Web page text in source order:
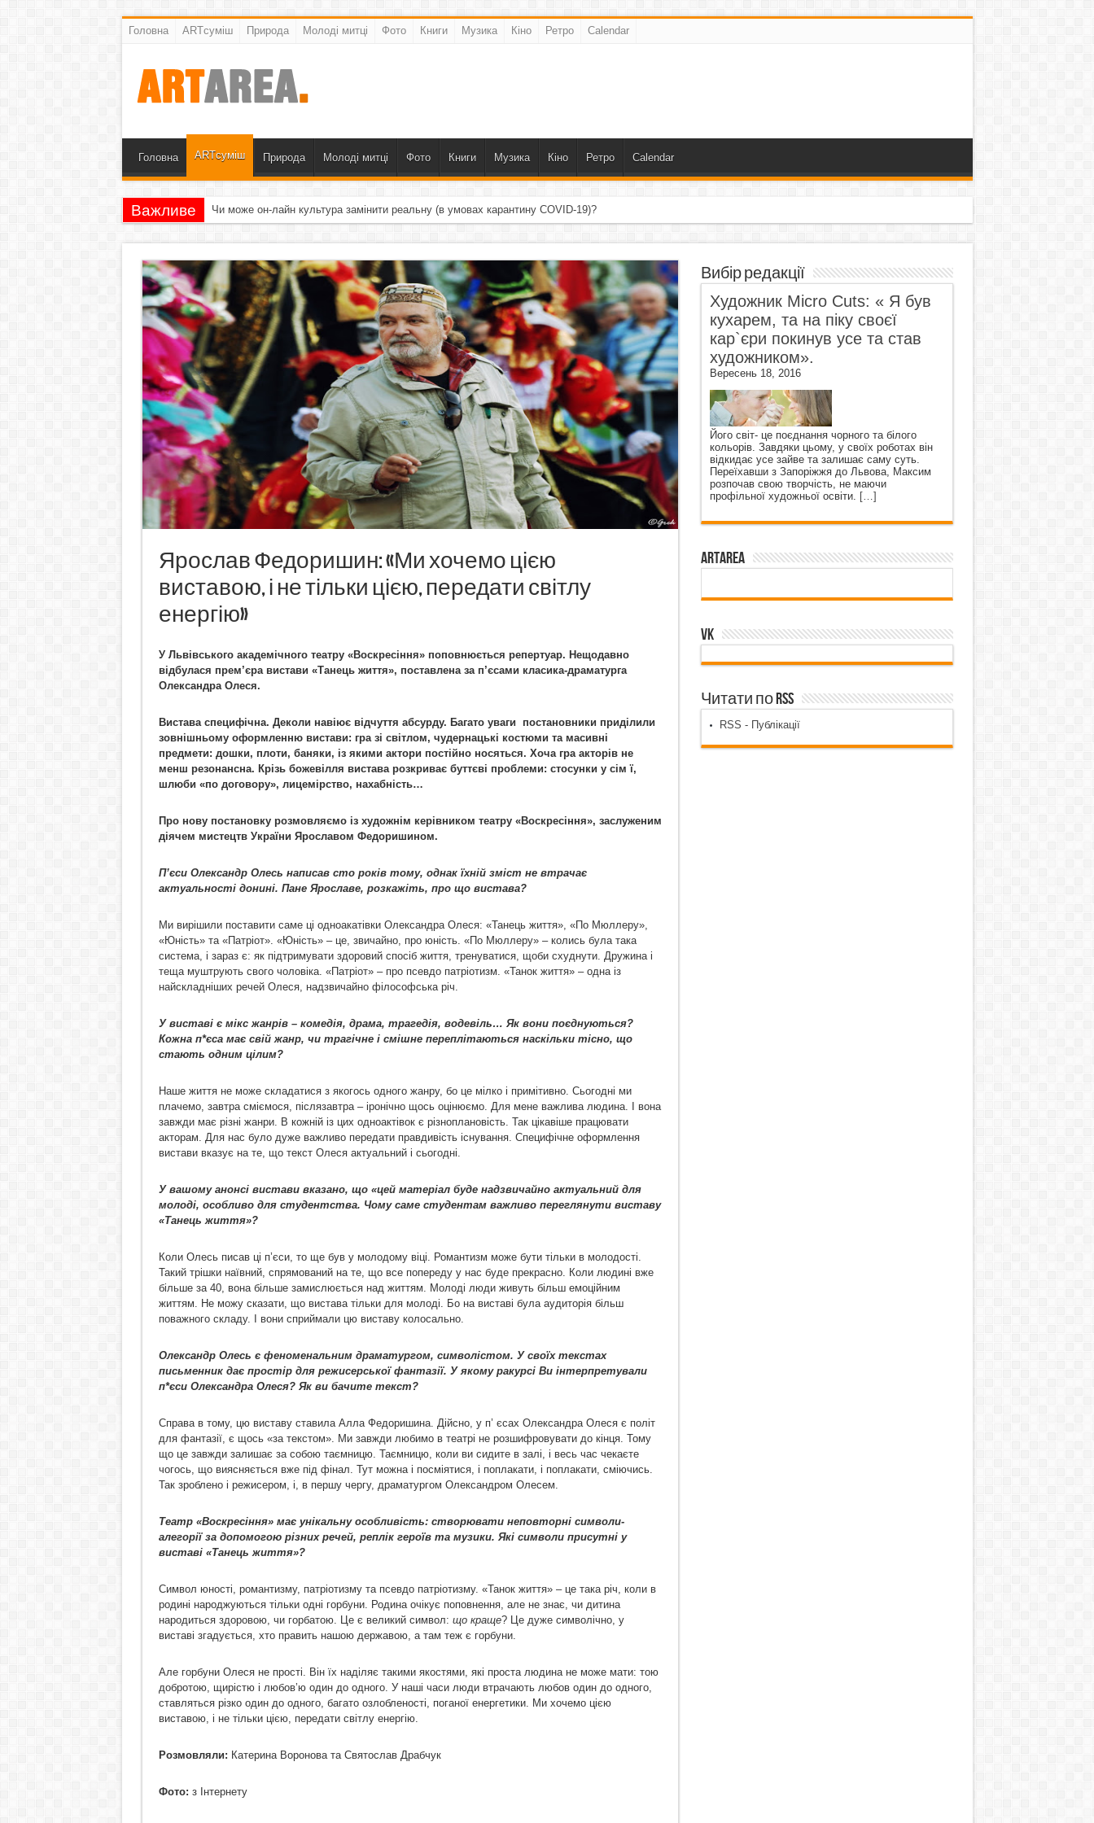
Головна ARTсуміш Природа Молоді митці Фото Книги Музика Кіно Ретро Calendar
Головна ARTсуміш Природа Молоді митці Фото Книги Музика Кіно Ретро Calendar
Важливе Чи може он-лайн культура замінити реальну (в умовах карантину COVID-19)?
Ярослав Федоришин: «Ми хочемо цією
виставою, і не тільки цією, передати світлу
енергію»
У Львівського академічного театру «Воскресіння» поповнюється репертуар. Нещодавно
відбулася прем’єра вистави «Танець життя», поставлена за п’єсами класика-драматурга
Олександра Олеся.
Вистава специфічна. Деколи навіює відчуття абсурду. Багато уваги постановники приділили
зовнішньому оформленню вистави: гра зі світлом, чудернацькі костюми та масивні
предмети: дошки, плоти, баняки, із якими актори постійно носяться. Хоча гра акторів не
менш резонансна. Крізь божевілля вистава розкриває буттєві проблеми: стосунки у сім ї,
шлюби «по договору», лицемірство, нахабність…
Про нову постановку розмовляємо із художнім керівником театру «Воскресіння», заслуженим
діячем мистецтв України Ярославом Федоришином.
П’єси Олександр Олесь написав сто років тому, однак їхній зміст не втрачає
актуальності донині. Пане Ярославе, розкажіть, про що вистава?
Ми вирішили поставити саме ці одноакатівки Олександра Олеся: «Танець життя», «По Мюллеру»,
«Юність» та «Патріот». «Юність» – це, звичайно, про юність. «По Мюллеру» – колись була така
система, і зараз є: як підтримувати здоровий спосіб життя, тренуватися, щоби схуднути. Дружина і
теща муштрують свого чоловіка. «Патріот» – про псевдо патріотизм. «Танок життя» – одна із
найскладніших речей Олеся, надзвичайно філософська річ.
У виставі є мікс жанрів – комедія, драма, трагедія, водевіль… Як вони поєднуються?
Кожна п*єса має свій жанр, чи трагічне і смішне переплітаються наскільки тісно, що
стають одним цілим?
Наше життя не може складатися з якогось одного жанру, бо це мілко і примітивно. Сьогодні ми
плачемо, завтра сміємося, післязавтра – іронічно щось оцінюємо. Для мене важлива людина. І вона
завжди має різні жанри. В кожній із цих одноактівок є різноплановість. Так цікавіше працювати
акторам. Для нас було дуже важливо передати правдивість існування. Специфічне оформлення
вистави вказує на те, що текст Олеся актуальний і сьогодні.
У вашому анонсі вистави вказано, що «цей матеріал буде надзвичайно актуальний для
молоді, особливо для студентства. Чому саме студентам важливо переглянути виставу
«Танець життя»?
Коли Олесь писав ці п’єси, то ще був у молодому віці. Романтизм може бути тільки в молодості.
Такий трішки наївний, спрямований на те, що все попереду у нас буде прекрасно. Коли людині вже
більше за 40, вона більше замислюється над життям. Молоді люди живуть більш емоційним
життям. Не можу сказати, що вистава тільки для молоді. Бо на виставі була аудиторія більш
поважного складу. І вони сприймали цю виставу колосально.
Олександр Олесь є феноменальним драматургом, символістом. У своїх текстах
письменник дає простір для режисерської фантазії. У якому ракурсі Ви інтерпретували
п*єси Олександра Олеся? Як ви бачите текст?
Справа в тому, цю виставу ставила Алла Федоришина. Дійсно, у п’ єсах Олександра Олеся є політ
для фантазії, є щось «за текстом». Ми завжди любимо в театрі не розшифровувати до кінця. Тому
що це завжди залишає за собою таємницю. Таємницю, коли ви сидите в залі, і весь час чекаєте
чогось, що виясняється вже під фінал. Тут можна і посміятися, і поплакати, і поплакати, сміючись.
Так зроблено і режисером, і, в першу чергу, драматургом Олександром Олесем.
Театр «Воскресіння» має унікальну особливість: створювати неповторні символи-
алегорії за допомогою різних речей, реплік героїв та музики. Які символи присутні у
виставі «Танець життя»?
Символ юності, романтизму, патріотизму та псевдо патріотизму. «Танок життя» – це така річ, коли в
родині народжуються тільки одні горбуни. Родина очікує поповнення, але не знає, чи дитина
народиться здоровою, чи горбатою. Це є великий символ: що краще? Це дуже символічно, у
виставі згадується, хто править нашою державою, а там теж є горбуни.
Але горбуни Олеся не прості. Він їх наділяє такими якостями, які проста людина не може мати: тою
добротою, щирістю і любов’ю один до одного. У наші часи люди втрачають любов один до одного,
ставляться різко один до одного, багато озлобленості, поганої енергетики. Ми хочемо цією
виставою, і не тільки цією, передати світлу енергію.
Розмовляли: Катерина Воронова та Святослав Драбчук
Фото: з Інтернету
Вибір редакції
Художник Micro Cuts: « Я був
кухарем, та на піку своєї
кар`єри покинув усе та став
художником».
Вересень 18, 2016
Його світ- це поєднання чорного та білого
кольорів. Завдяки цьому, у своїх роботах він
відкидає усе зайве та залишає саму суть.
Переїхавши з Запоріжжя до Львова, Максим
розпочав свою творчість, не маючи
профільної художньої освіти. […]
ArtArea
VK
Читати по RSS
RSS - Публікації